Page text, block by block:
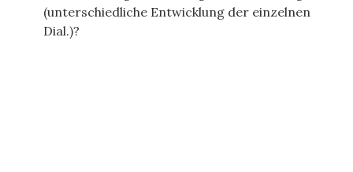
(unterschiedliche Entwicklung der einzelnen
Dial.)?